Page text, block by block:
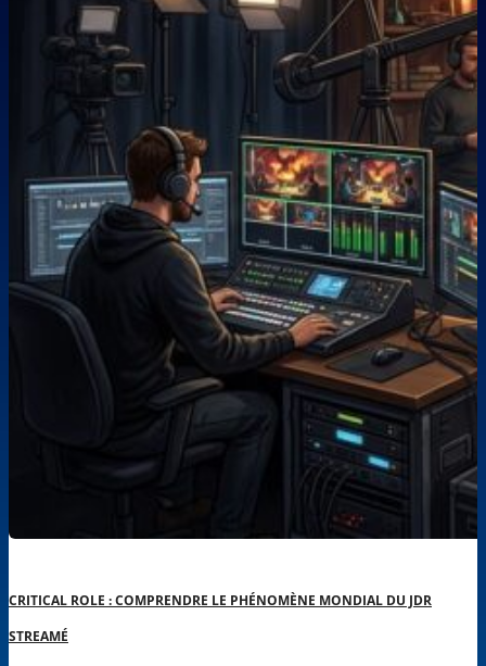
CRITICAL ROLE : COMPRENDRE LE PHÉNOMÈNE MONDIAL DU JDR
STREAMÉ